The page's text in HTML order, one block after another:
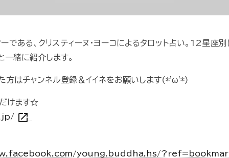
ーである、クリスティーヌ・ヨーコによるタロット占い。12星座
緒に紹介します。
た方はチャンネル登録＆イイネをお願いします(*'ω'*)
けます☆
open_in_new
young.buddha.hs/